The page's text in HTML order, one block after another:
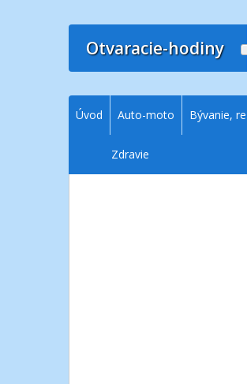
Otvaracie-hodiny
Úvod Auto-moto Bývanie,
Zdravie